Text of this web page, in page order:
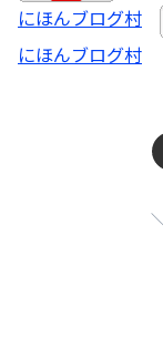
にほんブログ村
にほんブログ村